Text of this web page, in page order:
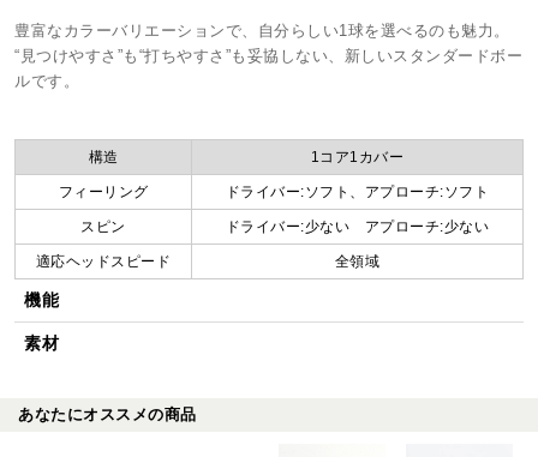
豊富なカラーバリエーションで、自分らしい1球を選べるのも魅力。
“見つけやすさ”も“打ちやすさ”も妥協しない、新しいスタンダードボー
ルです。
構造 1コア1カバー
フィーリング ドライバー:ソフト、アプローチ:ソフト
スピン ドライバー:少ない アプローチ:少ない
適応ヘッドスピード 全領域
機能
素材
あなたにオススメの商品